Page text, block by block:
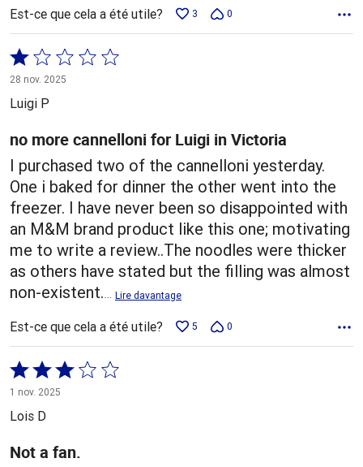
Est-ce que cela a été utile? 3 0
Coté
1 sur
5
28 nov. 2025
Luigi P
no more cannelloni for Luigi in Victoria
I purchased two of the cannelloni yesterday.
One i baked for dinner the other went into the
freezer. I have never been so disappointed with
an M&M brand product like this one; motivating
me to write a review..The noodles were thicker
as others have stated but the filling was almost
non-existent.… Lire davantage
Est-ce que cela a été utile? 5 0
Coté
3 sur
5
1 nov. 2025
Lois D
Not a fan.